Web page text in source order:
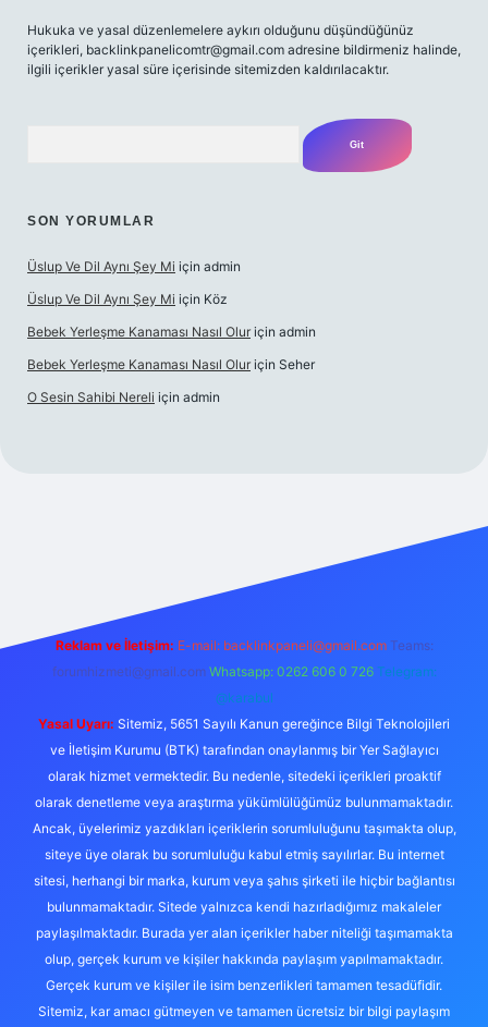
Hukuka ve yasal düzenlemelere aykırı olduğunu düşündüğünüz
içerikleri, backlinkpanelicomtr@gmail.com adresine bildirmeniz halinde,
ilgili içerikler yasal süre içerisinde sitemizden kaldırılacaktır.
SON YORUMLAR
Üslup Ve Dil Aynı Şey Mi için admin
Üslup Ve Dil Aynı Şey Mi için Köz
Bebek Yerleşme Kanaması Nasıl Olur için admin
Bebek Yerleşme Kanaması Nasıl Olur için Seher
O Sesin Sahibi Nereli için admin
Reklam ve İletişim: E-mail: backlinkpaneli@gmail.com Teams:
forumhizmeti@gmail.com Whatsapp: 0262 606 0 726 Telegram:
@karabul
Yasal Uyarı: Sitemiz, 5651 Sayılı Kanun gereğince Bilgi Teknolojileri
ve İletişim Kurumu (BTK) tarafından onaylanmış bir Yer Sağlayıcı
olarak hizmet vermektedir. Bu nedenle, sitedeki içerikleri proaktif
olarak denetleme veya araştırma yükümlülüğümüz bulunmamaktadır.
Ancak, üyelerimiz yazdıkları içeriklerin sorumluluğunu taşımakta olup,
siteye üye olarak bu sorumluluğu kabul etmiş sayılırlar. Bu internet
sitesi, herhangi bir marka, kurum veya şahıs şirketi ile hiçbir bağlantısı
bulunmamaktadır. Sitede yalnızca kendi hazırladığımız makaleler
paylaşılmaktadır. Burada yer alan içerikler haber niteliği taşımamakta
olup, gerçek kurum ve kişiler hakkında paylaşım yapılmamaktadır.
Gerçek kurum ve kişiler ile isim benzerlikleri tamamen tesadüfidir.
Sitemiz, kar amacı gütmeyen ve tamamen ücretsiz bir bilgi paylaşım